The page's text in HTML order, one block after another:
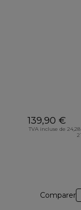
139,90 €
TVA incluse de
Comparer